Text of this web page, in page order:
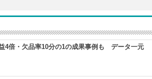
4倍・欠品率10分の1の成果事例も データ一元